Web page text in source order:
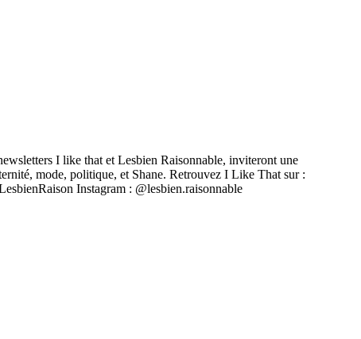
I like that et Lesbien Raisonnable, inviteront une
mode, politique, et Shane. Retrouvez I Like That sur :
Instagram : @lesbien.raisonnable